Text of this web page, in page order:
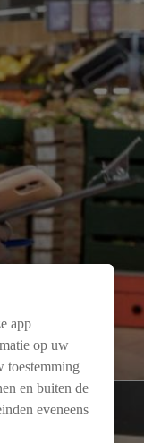
app
op uw
toestemming
en buiten de
eveneens